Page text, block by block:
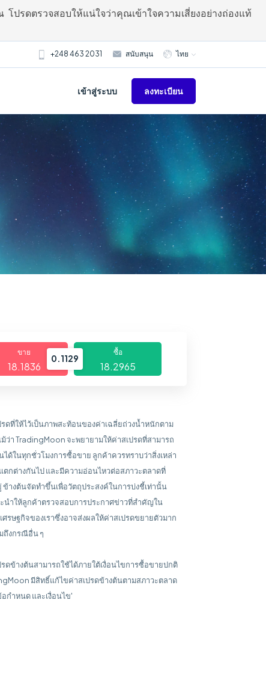
ปรดตรวจสอบให้แน่ใจว่าคุณเข้าใจความเสี่ยงอย่างถ่องแท้
+248 463 2031 สนับสนุน ไทย
เข้าสู่ระบบ ลงทะเบียน
ขาย
18.1836
0.1129
ซื้อ
18.2965
รดที่ให้ไว้เป็นภาพสะท้อนของค่าเฉลี่ยถ่วงน้ำหนักตาม
ม้ว่า TradingMoon จะพยายามให้ค่าสเปรดที่สามารถ
ได้ในทุกชั่วโมงการซื้อขาย ลูกค้าควรทราบว่าสิ่งเหล่า
ตกต่างกันไป และมีความอ่อนไหวต่อสภาวะตลาดที่
ข้างต้นจัดทำขึ้นเพื่อวัตถุประสงค์ในการบ่งชี้เท่านั้น
นำให้ลูกค้าตรวจสอบการประกาศข่าวที่สำคัญใน
ศรษฐกิจของเราซึ่งอาจส่งผลให้ค่าสเปรดขยายตัวมาก
ถึงกรณีอื่น ๆ
รดข้างต้นสามารถใช้ได้ภายใต้เงื่อนไขการซื้อขายปกติ
มีสิทธิ์แก้ไขค่าสเปรดข้างต้นตามสภาวะตลาด
กำหนด และเงื่อนไข'